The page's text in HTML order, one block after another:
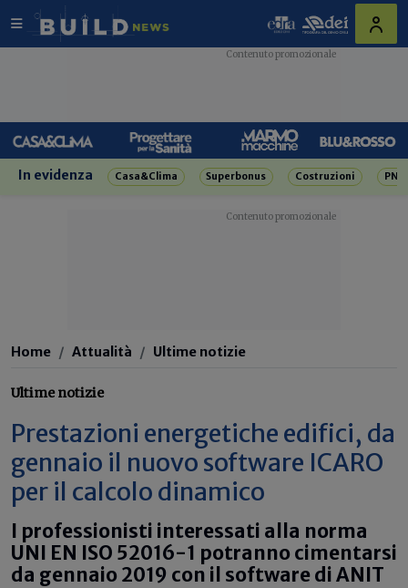
In evidenza Casa&Clima Superbonus Costruzioni
Home Attualità Ultime notizie
Ultime notizie
Prestazioni energetiche edifici, da
gennaio il nuovo software ICARO
per il calcolo dinamico
I professionisti interessati alla norma
UNI EN ISO 52016-1 potranno cimentarsi
da gennaio 2019 con il software di ANIT